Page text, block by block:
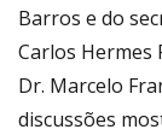
Barros e do
Carlos Hermes
Dr. Marcelo
discussões